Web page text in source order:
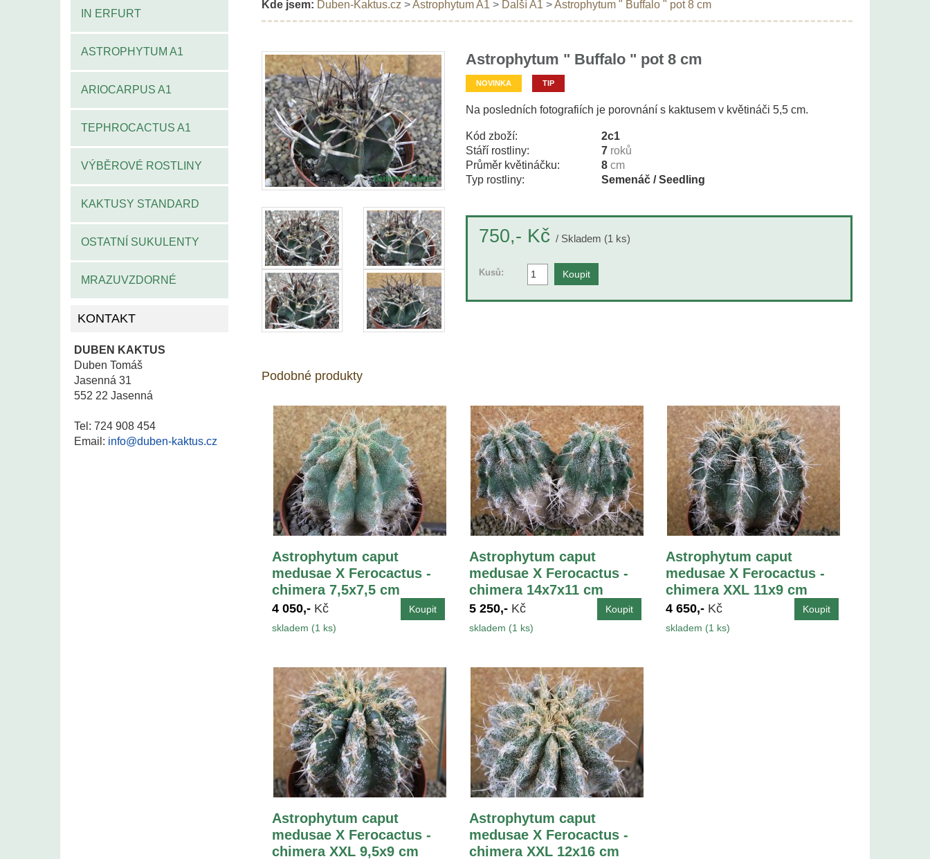
IN ERFURT
ASTROPHYTUM A1
ARIOCARPUS A1
TEPHROCACTUS A1
VÝBĚROVÉ ROSTLINY
KAKTUSY STANDARD
OSTATNÍ SUKULENTY
MRAZUVZDORNÉ
KONTAKT
DUBEN KAKTUS
Duben Tomáš
Jasenná 31
552 22 Jasenná
Tel: 724 908 454
Email: info@duben-kaktus.cz
Kde jsem: Duben-Kaktus.cz >Astrophytum A1 > Další A1 >Astrophytum " Buffalo " pot 8 cm
Astrophytum " Buffalo " pot 8 cm
NOVINKA TIP
Na posledních fotografiích je porovnání s kaktusem v květináči 5,5 cm.
Kód zboží:
2c1
Stáří rostliny:
7 roků
Průměr květináčku:
8 cm
Typ rostliny:
Semenáč / Seedling
750,- Kč / Skladem (1 ks)
Kusů:
Podobné produkty
Astrophytum caput
medusae X Ferocactus -
chimera 7,5x7,5 cm
4 050,- Kč
skladem (1 ks)
Astrophytum caput
medusae X Ferocactus -
chimera 14x7x11 cm
5 250,- Kč
skladem (1 ks)
Astrophytum caput
medusae X Ferocactus -
chimera XXL 11x9 cm
4 650,- Kč
skladem (1 ks)
Astrophytum caput
medusae X Ferocactus -
chimera XXL 9,5x9 cm
Astrophytum caput
medusae X Ferocactus -
chimera XXL 12x16 cm